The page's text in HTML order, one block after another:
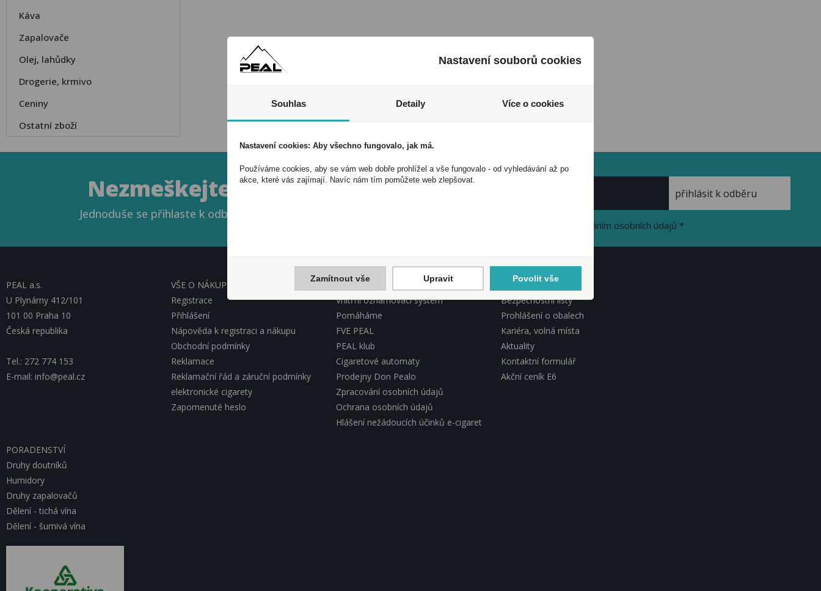
Káva
Zapalovače
Olej, lahůdky
Drogerie, krmivo
Ceniny
Ostatní zboží
Nezmeškejte naše akce a slevy!
Jednoduše se přihlaste k odběru novinek a využijte exkluzivních výhod!
Souhlasím se zpracováním osobních údajů *
PEAL a.s.
U Plynárny 412/101
101 00 Praha 10
Česká republika
Tel.: 272 774 153
E-mail: info@peal.cz
VŠE O NÁKUPU, ESHOP
Registrace
Přihlášení
Nápověda k registraci a nákupu
Obchodní podmínky
Reklamace
Reklamační řád a záruční podmínky
elektronické cigarety
Zapomenuté heslo
INFORMACE PEAL
Vnitřní oznamovací systém
Pomáháme
FVE PEAL
PEAL klub
Cigaretové automaty
Prodejny Don Pealo
Zpracování osobních údajů
Ochrana osobních údajů
Hlášení nežádoucích účinků e-cigaret
PEAL, DOKUMENTY
Bezpečnostní listy
Prohlášení o obalech
Kariéra, volná místa
Aktuality
Kontaktní formulář
Akční ceník E6
PORADENSTVÍ
Druhy doutníků
Humidory
Druhy zapalovačů
Dělení - tichá vína
Dělení - šumivá vína
Nastavení souborů cookies
Souhlas Detaily Více o cookies
Nastavení cookies: Aby všechno fungovalo, jak má.
Používáme cookies, aby se vám web dobře prohlížel a vše fungovalo - od vyhledávání až po
akce, které vás zajímají. Navíc nám tím pomůžete web zlepšovat.
Zamítnout vše Upravit Povolit vše